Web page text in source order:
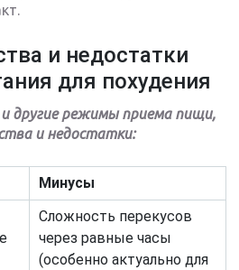
и недостатки
для похудения
другие режимы приема пищи,
и недостатки:
Минусы
Сложность перекусов
через равные часы
(особенно актуально для